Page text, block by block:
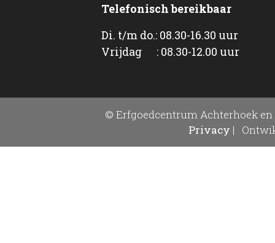
Telefonisch bereikbaar
Di. t/m do.: 08.30-16.30 uur
Vrijdag : 08.30-12.00 uur
© Erfgoedcentrum Achterhoek en
Privacy |